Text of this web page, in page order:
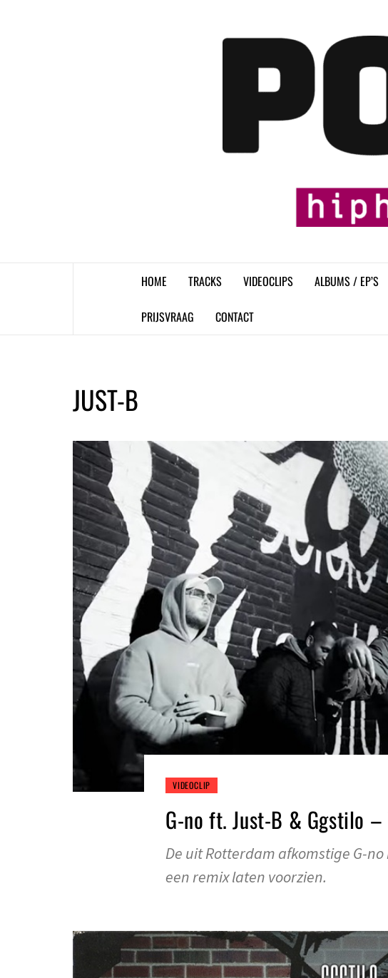
HOME TRACKS VIDEOCLIPS ALBUMS / EP’S
PRIJSVRAAG CONTACT
JUST-B
VIDEOCLIP
G-no ft. Just-B & Ggstilo –
De uit Rotterdam afkomstige G-
een remix laten voorzien.